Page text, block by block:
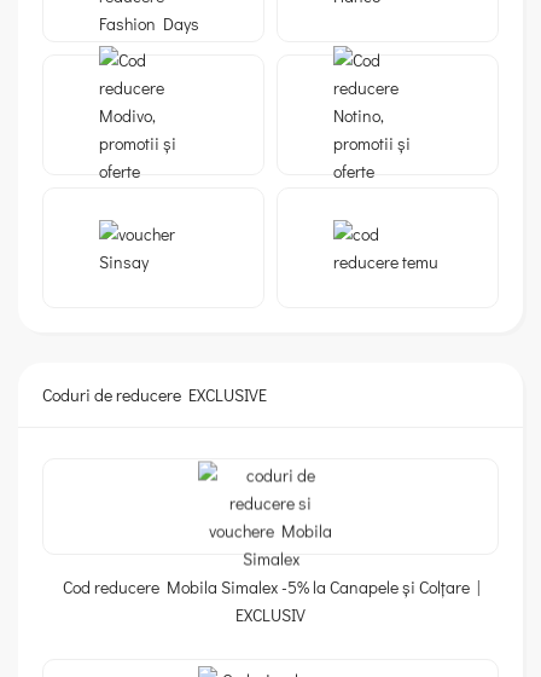
Coduri de reducere EXCLUSIVE
Cod reducere Mobila Simalex -5% la Canapele și Colțare |
EXCLUSIV